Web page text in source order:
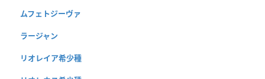
ムフェトジーヴァ
ラージャン
リオレイア希少種